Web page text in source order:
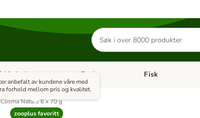
Søk
etter
produkter
Katt
kjæledyr Åpne kategorimeny: Små kjæledyr
Fugl Åpne
Fisk
Cosma Nature 6 x 70 g
zooplus favoritt
anbefalt av kundene våre med
forhold mellom pris og kvalitet.